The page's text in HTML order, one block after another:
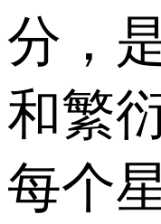
分，
和繁
每个